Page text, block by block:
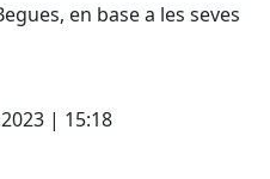
en base a les seves
| 15:18